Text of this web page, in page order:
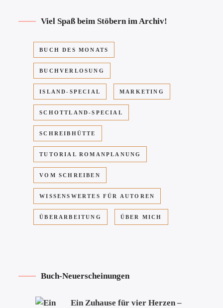
Viel Spaß beim Stöbern im Archiv!
BUCH DES MONATS
BUCHVERLOSUNG
ISLAND-SPECIAL MARKETING
SCHOTTLAND-SPECIAL
SCHREIBHÜTTE
TUTORIAL ROMANPLANUNG
VOM SCHREIBEN
WISSENSWERTES FÜR AUTOREN
ÜBERARBEITUNG ÜBER MICH
Buch-Neuerscheinungen
Ein Zuhause für vier Herzen –